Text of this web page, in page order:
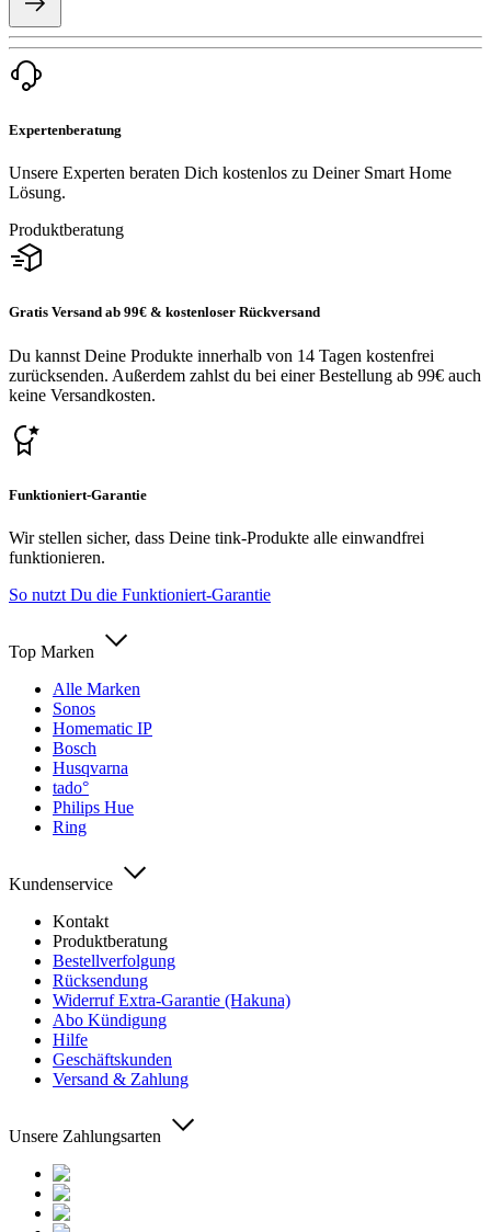
Expertenberatung
Unsere Experten beraten Dich kostenlos zu Deiner Smart Home
Lösung.
Produktberatung
Gratis Versand ab 99€ & kostenloser Rückversand
Du kannst Deine Produkte innerhalb von 14 Tagen kostenfrei
zurücksenden. Außerdem zahlst du bei einer Bestellung ab 99€ auch
keine Versandkosten.
Funktioniert-Garantie
Wir stellen sicher, dass Deine tink-Produkte alle einwandfrei
funktionieren.
So nutzt Du die Funktioniert-Garantie
Top Marken
Alle Marken
Sonos
Homematic IP
Bosch
Husqvarna
tado°
Philips Hue
Ring
Kundenservice
Kontakt
Produktberatung
Bestellverfolgung
Rücksendung
Widerruf Extra-Garantie (Hakuna)
Abo Kündigung
Hilfe
Geschäftskunden
Versand & Zahlung
Unsere Zahlungsarten